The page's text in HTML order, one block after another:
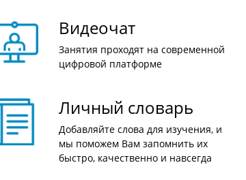
Видеочат
Занятия проходят на современной
цифровой платформе
Личный словарь
Добавляйте слова для изучения, и
мы поможем Вам запомнить их
быстро, качественно и навсегда